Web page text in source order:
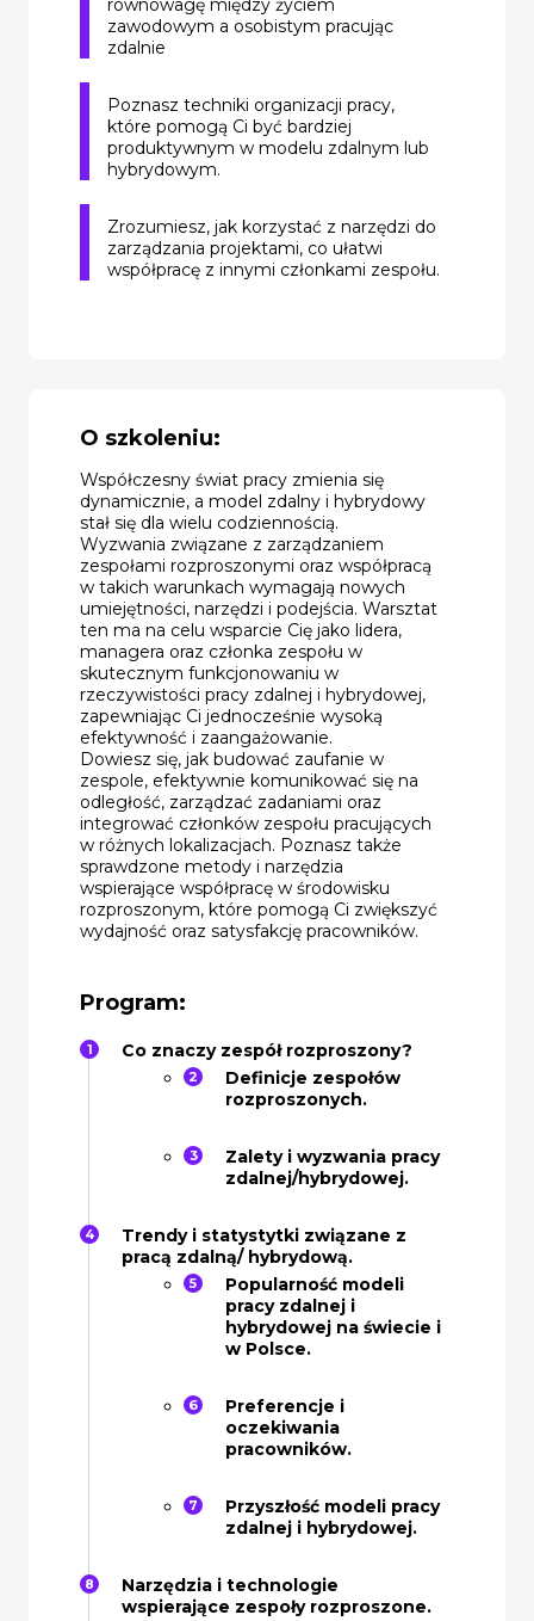
równowagę między życiem
zawodowym a osobistym pracując
zdalnie
Poznasz techniki organizacji pracy,
które pomogą Ci być bardziej
produktywnym w modelu zdalnym lub
hybrydowym.
Zrozumiesz, jak korzystać z narzędzi do
zarządzania projektami, co ułatwi
współpracę z innymi członkami zespołu.
O szkoleniu:
Współczesny świat pracy zmienia się
dynamicznie, a model zdalny i hybrydowy
stał się dla wielu codziennością.
Wyzwania związane z zarządzaniem
zespołami rozproszonymi oraz współpracą
w takich warunkach wymagają nowych
umiejętności, narzędzi i podejścia. Warsztat
ten ma na celu wsparcie Cię jako lidera,
managera oraz członka zespołu w
skutecznym funkcjonowaniu w
rzeczywistości pracy zdalnej i hybrydowej,
zapewniając Ci jednocześnie wysoką
efektywność i zaangażowanie.
Dowiesz się, jak budować zaufanie w
zespole, efektywnie komunikować się na
odległość, zarządzać zadaniami oraz
integrować członków zespołu pracujących
w różnych lokalizacjach. Poznasz także
sprawdzone metody i narzędzia
wspierające współpracę w środowisku
rozproszonym, które pomogą Ci zwiększyć
wydajność oraz satysfakcję pracowników.
Program:
Co znaczy zespół rozproszony?
Definicje zespołów
rozproszonych.
Zalety i wyzwania pracy
zdalnej/hybrydowej.
Trendy i statystytki związane z
pracą zdalną/ hybrydową.
Popularność modeli
pracy zdalnej i
hybrydowej na świecie i
w Polsce.
Preferencje i
oczekiwania
pracowników.
Przyszłość modeli pracy
zdalnej i hybrydowej.
Narzędzia i technologie
wspierające zespoły rozproszone.